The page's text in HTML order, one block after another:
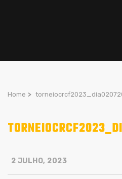
Home >
2 JULHO, 2023